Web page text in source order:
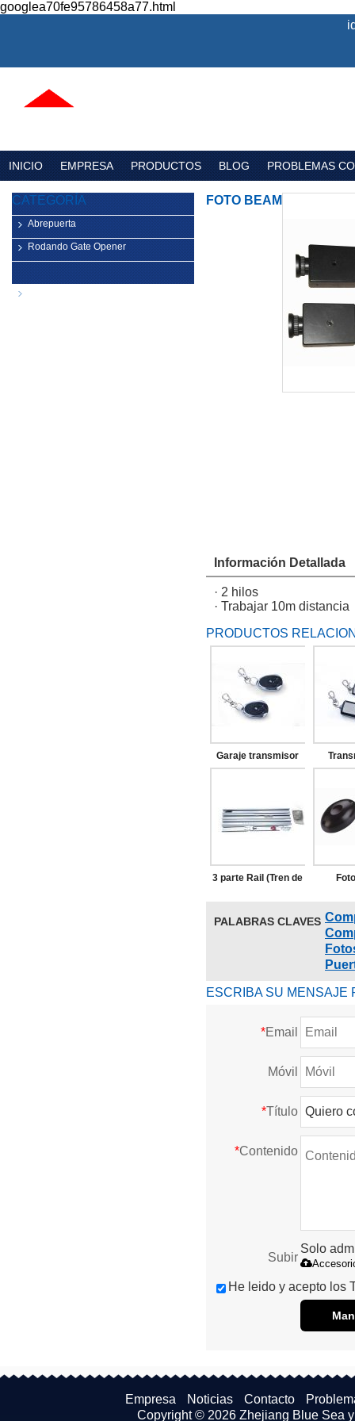
googlea70fe95786458a77.html
INICIO EMPRESA PRODUCTOS BLOG PROBLEMAS
CATEGORÍA
Abrepuerta
Rodando Gate Opener
FOTO BEAM
Información Detallada
· 2 hilos
· Trabajar 10m distancia
PRODUCTOS
Garaje transmisor
3 parte Rail (Tren de
PALABRAS CLAVES
ESCRIBA SU MENSAJE
*Email
Móvil
*Título
*Contenido
Subir
Solo
He leido y acepto los
Empresa Noticias Contacto
Copyright © 2026Zhejiang Blue Sea